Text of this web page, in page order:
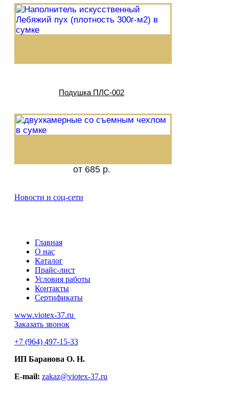
Подушка ПЛС-002
от 685 р.
Новости и соц-сети
Главная
О нас
Каталог
Прайс-лист
Условия работы
Контакты
Сертификаты
www.viotex-37.ru
Заказать звонок
+7 (964) 497-15-33
ИП Баранова О. Н.
E-mail: zakaz@viotex-37.ru